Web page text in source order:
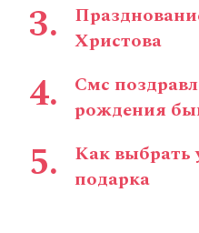
Христова
Смс
рождения
Как выбрать
подарка